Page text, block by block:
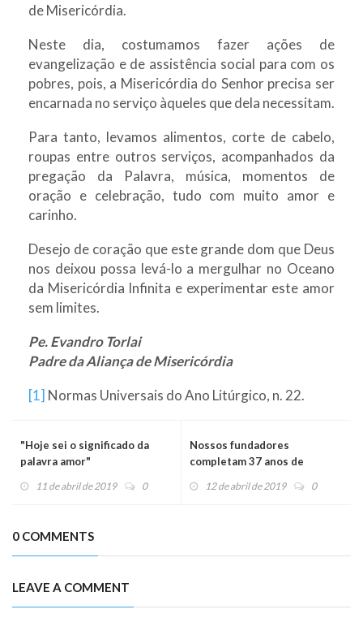
de Misericórdia.
Neste dia, costumamos fazer ações de
evangelização e de assistência social para com os
pobres, pois, a Misericórdia do Senhor precisa ser
encarnada no serviço àqueles que dela necessitam.
Para tanto, levamos alimentos, corte de cabelo,
roupas entre outros serviços, acompanhados da
pregação da Palavra, música, momentos de
oração e celebração, tudo com muito amor e
carinho.
Desejo de coração que este grande dom que Deus
nos deixou possa levá-lo a mergulhar no Oceano
da Misericórdia Infinita e experimentar este amor
sem limites.
Pe. Evandro Torlai
Padre da Aliança de Misericórdia
[1] Normas Universais do Ano Litúrgico, n. 22.
"Hoje sei o significado da
palavra amor"
11 de abril de 2019 0
Nossos fundadores
completam 37 anos de
12 de abril de 2019 0
0 COMMENTS
LEAVE A COMMENT